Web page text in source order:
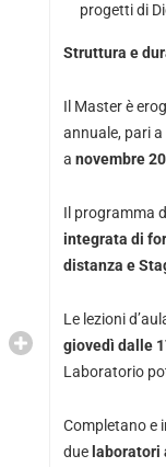
progetti di
Struttura e
Il Master è
annuale, pari a
a novembre
Il programma
integrata di
distanza e
Le lezioni
giovedì dalle
Laboratorio
Completano e
due